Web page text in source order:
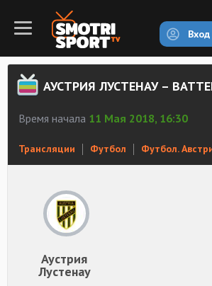
Вход
Время начала 11 Мая 2018, 16:30
Трансляции Футбол Футбол.
Аустрия
Лустенау